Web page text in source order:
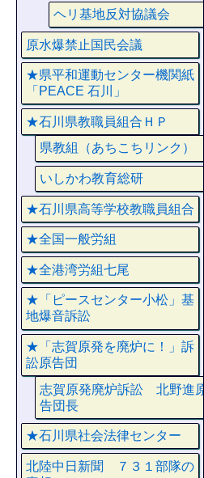
ヘリ基地反対協議会
原水爆禁止国民会議
★県平和運動センター機関紙
「PEACE 石川」
★石川県教職員組合ＨＰ
県教組（あちこちリンク）
いしかわ教育総研
★石川県高等学校教職員組合
★全国一般労組
★全港湾労組七尾
★「ピースセンター小松」基
地爆音訴訟
★「志賀原発を廃炉に！」訴
訟原告団
志賀原発廃炉訴訟 北野進原
告団長
★石川県社会法律センター
北陸中日新聞 ７３１部隊の